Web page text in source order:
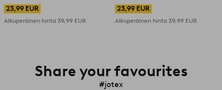
23,99 EUR
Alkuperäinen hinta 39,99 EUR
23,99 EUR
Alkuperäinen hinta 39,99 EUR
Share your favourites
#jotex